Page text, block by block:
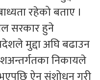
रहेको बताए ।
सरकार हुने
मुद्दा अघि बढाउन
निकायले